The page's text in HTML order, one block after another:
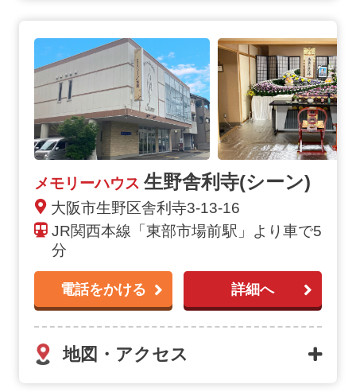
メモリーハウス 生野舎利寺(シーン)
大阪市生野区舎利寺3-13-16
JR関西本線「東部市場前駅」より車で5
分
電話をかける 詳細へ
地図・アクセス